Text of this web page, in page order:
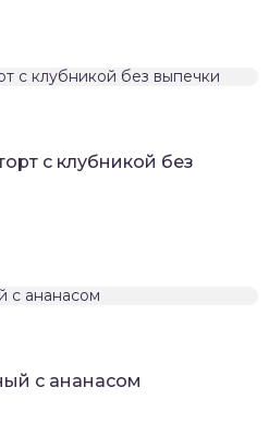
с клубникой без
с ананасом